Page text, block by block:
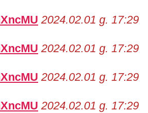
2024.02.01 g. 17:29
2024.02.01 g. 17:29
2024.02.01 g. 17:29
2024.02.01 g. 17:29